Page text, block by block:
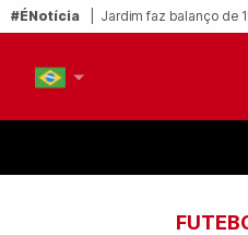
#ÉNotícia Jardim faz balanço de